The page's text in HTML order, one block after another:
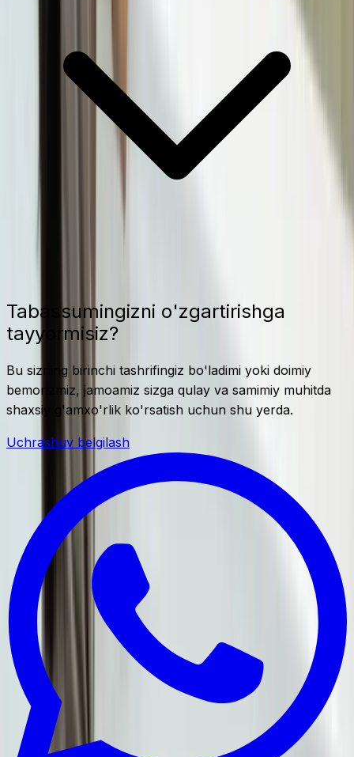
Tabassumingizni o'zgartirishga
tayyormisiz?
Bu sizning birinchi tashrifingiz bo'ladimi yoki doimiy
bemorizmiz, jamoamiz sizga qulay va samimiy muhitda
shaxsiy g'amxo'rlik ko'rsatish uchun shu yerda.
Uchrashuv belgilash